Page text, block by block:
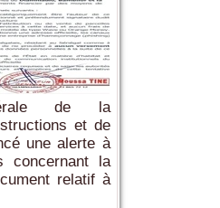
de la
et de
une alerte à
concernant la
relatif à